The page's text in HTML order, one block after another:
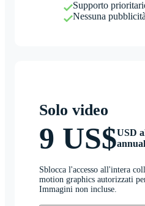
Supporto
Nessuna pubblicità
Solo video
9 US$USD
Sblocca l'accesso all'intera
motion graphics autorizzati
Immagini non incluse.